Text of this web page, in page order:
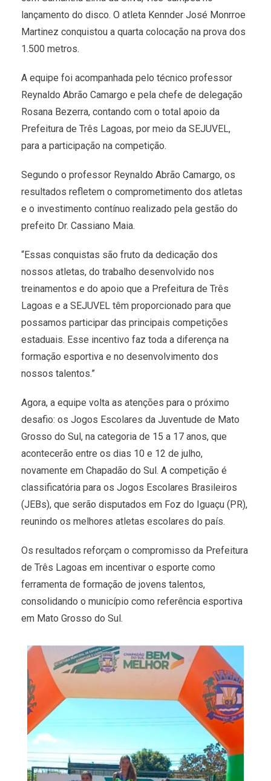
lançamento do disco. O atleta Kennder José Monrroe
Martinez conquistou a quarta colocação na prova dos
1.500 metros.
A equipe foi acompanhada pelo técnico professor
Reynaldo Abrão Camargo e pela chefe de delegação
Rosana Bezerra, contando com o total apoio da
Prefeitura de Três Lagoas, por meio da SEJUVEL,
para a participação na competição.
Segundo o professor Reynaldo Abrão Camargo, os
resultados refletem o comprometimento dos atletas
e o investimento contínuo realizado pela gestão do
prefeito Dr. Cassiano Maia.
“Essas conquistas são fruto da dedicação dos
nossos atletas, do trabalho desenvolvido nos
treinamentos e do apoio que a Prefeitura de Três
Lagoas e a SEJUVEL têm proporcionado para que
possamos participar das principais competições
estaduais. Esse incentivo faz toda a diferença na
formação esportiva e no desenvolvimento dos
nossos talentos.”
Agora, a equipe volta as atenções para o próximo
desafio: os Jogos Escolares da Juventude de Mato
Grosso do Sul, na categoria de 15 a 17 anos, que
acontecerão entre os dias 10 e 12 de julho,
novamente em Chapadão do Sul. A competição é
classificatória para os Jogos Escolares Brasileiros
(JEBs), que serão disputados em Foz do Iguaçu (PR),
reunindo os melhores atletas escolares do país.
Os resultados reforçam o compromisso da Prefeitura
de Três Lagoas em incentivar o esporte como
ferramenta de formação de jovens talentos,
consolidando o município como referência esportiva
em Mato Grosso do Sul.